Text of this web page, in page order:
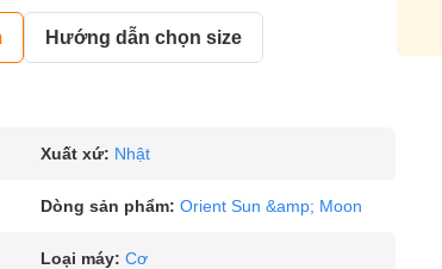
Hướng dẫn chọn size
Xuất xứ: Nhật
Dòng sản phẩm: Orient Sun &amp; Moon
Loại máy: Cơ